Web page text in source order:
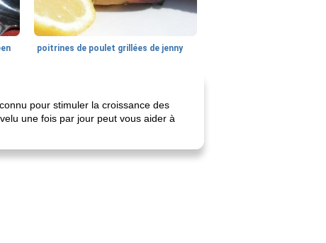
poitrines de poulet grillées de jenny
pour stimuler la croissance des
une fois par jour peut vous aider à